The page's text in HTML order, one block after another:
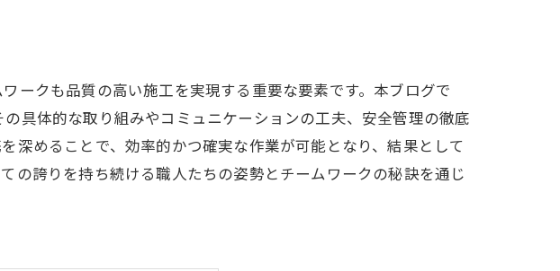
ークも品質の高い施工を実現する重要な要素です。本ブログで
具体的な取り組みやコミュニケーションの工夫、安全管理の徹底
深めることで、効率的かつ確実な作業が可能となり、結果として
の誇りを持ち続ける職人たちの姿勢とチームワークの秘訣を通じ